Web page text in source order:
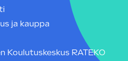
ja kauppa
Koulutuskeskus RATEKO